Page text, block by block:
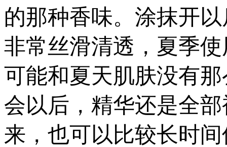
的那种香味。涂抹开
非常丝滑清透，夏季
可能和夏天肌肤没有
会以后，精华还是全
来，也可以比较长时